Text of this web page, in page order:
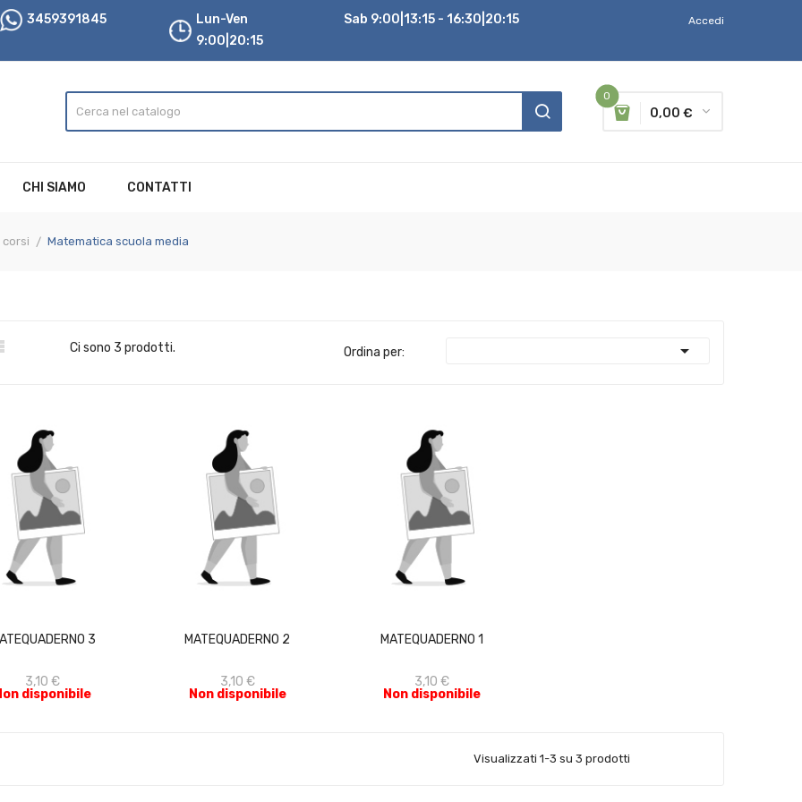
3459391845
Lun-Ven
9:00|20:15
Sab 9:00|13:15 - 16:30|20:15 Accedi
0
0,00 €
CHI SIAMO CONTATTI
corsi Matematica scuola media
Ci sono 3 prodotti. Ordina per: 
3
3,10 €
disponibile
MATEQUADERNO 2
3,10 €
Non disponibile
MATEQUADERNO 1
3,10 €
Non disponibile
Visualizzati 1-3 su 3 prodotti